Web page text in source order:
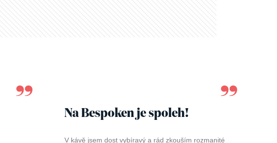
Na Bespoken je spoleh!
V kávě jsem dost vybíravý a rád zkouším rozmanité